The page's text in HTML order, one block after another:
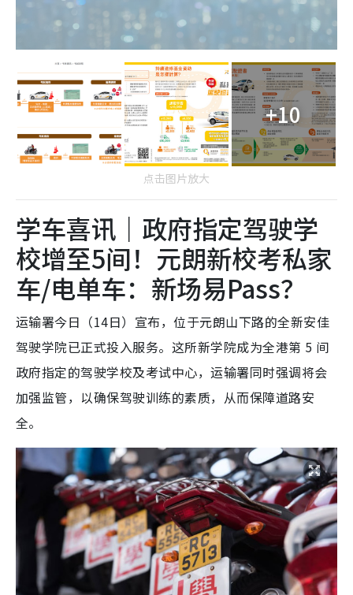
+10
点击图片放大
学车喜讯｜政府指定驾驶学
校增至5间！元朗新校考私家
车/电单车：新场易Pass？
运输署今日（14日）宣布，位于元朗山下路的全新安佳
驾驶学院已正式投入服务。这所新学院成为全港第 5 间
政府指定的驾驶学校及考试中心，运输署同时强调将会
加强监管，以确保驾驶训练的素质，从而保障道路安
全。